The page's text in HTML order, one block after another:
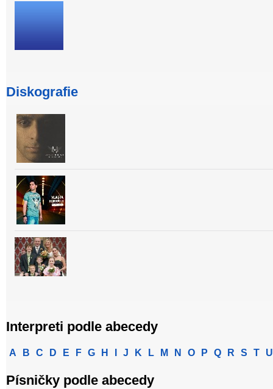
Diskografie
Interpreti podle abecedy
A B C D E F G H J K L M N O P Q R S T U
Písničky podle abecedy